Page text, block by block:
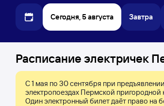
Сегодня, 5 августа Завтра
Расписание электричек
С 1 мая по 30 сентября при
электропоездах Пермской
Один электронный билет даёт право на